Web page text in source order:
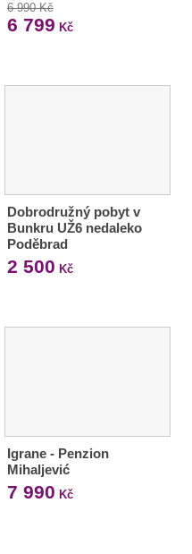
6 990 Kč
6 799 Kč
Dobrodružný pobyt v
Bunkru UŽ6 nedaleko
Poděbrad
2 500 Kč
Igrane - Penzion
Mihaljević
7 990 Kč